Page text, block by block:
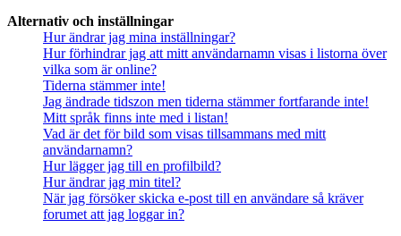
Alternativ och inställningar
Hur ändrar jag mina inställningar?
Hur förhindrar jag att mitt användarnamn visas i listorna över
vilka som är online?
Tiderna stämmer inte!
Jag ändrade tidszon men tiderna stämmer fortfarande inte!
Mitt språk finns inte med i listan!
Vad är det för bild som visas tillsammans med mitt
användarnamn?
Hur lägger jag till en profilbild?
Hur ändrar jag min titel?
När jag försöker skicka e-post till en användare så kräver
forumet att jag loggar in?